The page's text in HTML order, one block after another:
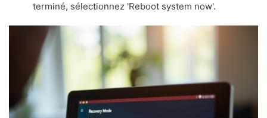
terminé, sélectionnez 'Reboot system now'.